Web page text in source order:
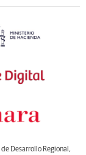
Desarrollo Regional,